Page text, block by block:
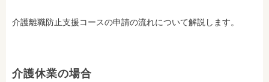
介護離職防止支援コースの申請の流れについて解説します。
介護休業の場合